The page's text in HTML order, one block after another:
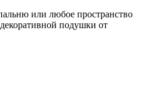
или любое пространство
подушки от